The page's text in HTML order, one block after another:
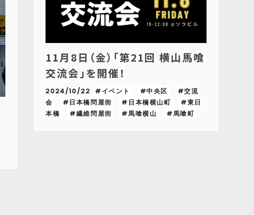
11月8日（金）「第21回 横山馬喰
交流会」を開催！
2024/10/22 #イベント #中央区
#交流
会
#日本橋問屋街 #日本橋横山町
#東日
本橋
#繊維問屋街 #馬喰横山 #馬喰町